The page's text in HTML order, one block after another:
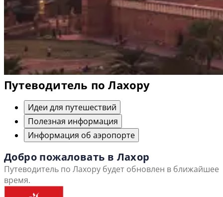
Путеводитель по Лахору
Идеи для путешествий
Полезная информация
Информация об аэропорте
Добро пожаловать в Лахор
Путеводитель по Лахору будет обновлен в ближайшее
время.